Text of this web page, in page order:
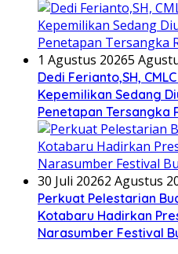
1 Agustus 20265
Dedi Ferianto,SH,
Kepemilikan Sedang
Penetapan Tersangka
30 Juli 20262 Agustus
Perkuat Pelestarian
Kotabaru Hadirkan
Narasumber Festival